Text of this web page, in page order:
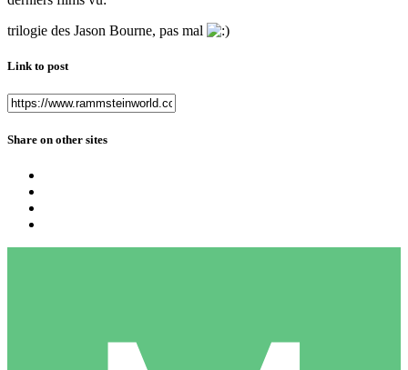
trilogie des Jason Bourne, pas mal
Link to post
Share on other sites